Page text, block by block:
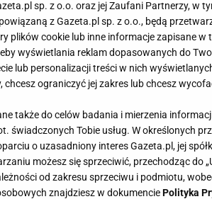
sp. z o.o. oraz jej Zaufani Partnerzy, w
z Gazeta.pl sp. z o.o., będą
plików cookie lub inne informacje zapisane w
wyświetlania reklam dopasowanych do
lub personalizacji treści w nich
ograniczyć jej zakres lub chcesz
także do celów badania i mierzenia
świadczonych Tobie usług. W określonych
o uzasadniony interes Gazeta.pl, jej
możesz się sprzeciwić, przechodząc do
od zakresu sprzeciwu i podmiotu,
znajdziesz w dokumenciePolityka